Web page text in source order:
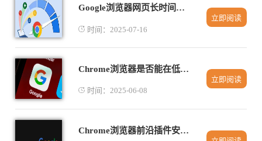
Google浏览器网页长时间未响应后下载失败如何保留链接
时间：2025-07-16
立即阅读
Chrome浏览器是否能在低带宽网络下保持稳定访问体验
时间：2025-06-08
立即阅读
Chrome浏览器前沿插件安装实操方案